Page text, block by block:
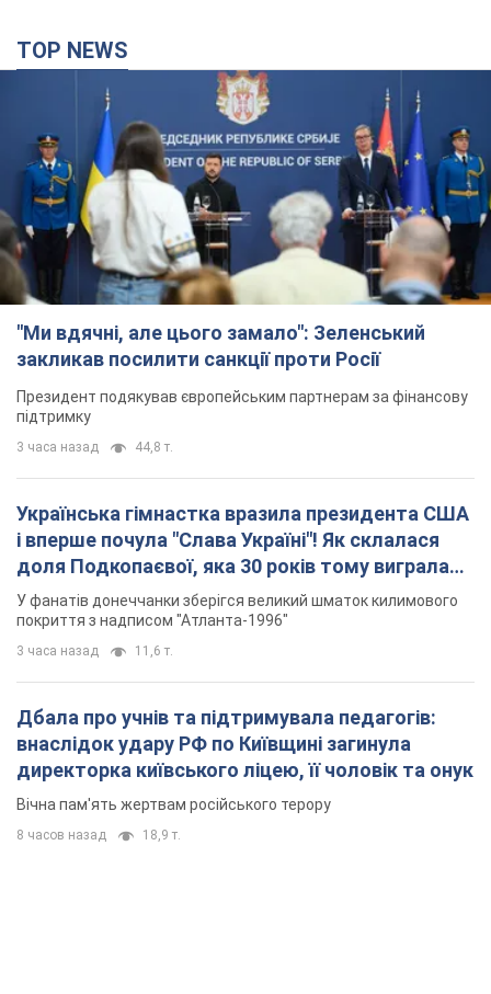
TOP NEWS
"Ми вдячні, але цього замало": Зеленський
закликав посилити санкції проти Росії
Президент подякував європейським партнерам за фінансову
підтримку
3 часа назад 44,8 т.
Українська гімнастка вразила президента США
і вперше почула "Слава Україні"! Як склалася
доля Подкопаєвої, яка 30 років тому виграла
"золото" Олімпіади
У фанатів донеччанки зберігся великий шматок килимового
покриття з надписом "Атланта-1996"
3 часа назад 11,6 т.
Дбала про учнів та підтримувала педагогів:
внаслідок удару РФ по Київщині загинула
директорка київського ліцею, її чоловік та онук
Вічна пам'ять жертвам російського терору
8 часов назад 18,9 т.